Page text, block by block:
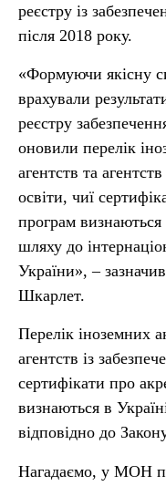
реєстру із
після 2018 року.
«Формуючи якісну
врахували
реєстру
оновили перелік
агентств та
освіти, чиї
програм
шляху до
України», –
Шкарлет.
Перелік іноземних
агентств із
сертифікати про
визнаються в
відповідно до
Нагадаємо, у МОН